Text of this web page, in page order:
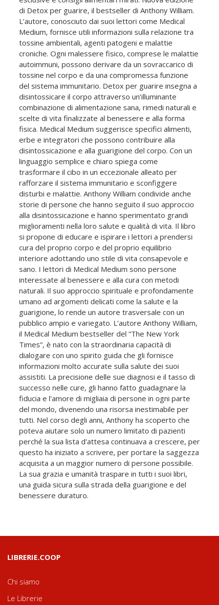
di Detox per guarire, il bestseller di Anthony William.
L’autore, conosciuto dai suoi lettori come Medical
Medium, fornisce utili informazioni sulla relazione tra
tossine ambientali, agenti patogeni e malattie
croniche. Ogni malessere fisico, comprese le malattie
autoimmuni, possono derivare da un sovraccarico di
tossine nel corpo e da una compromessa funzione
del sistema immunitario. Detox per guarire insegna a
disintossicare il corpo attraverso un’illuminante
combinazione di alimentazione sana, rimedi naturali e
scelte di vita finalizzate al benessere e alla forma
fisica. Medical Medium suggerisce specifici alimenti,
erbe e integratori che possono contribuire alla
disintossicazione e alla guarigione del corpo. Con un
linguaggio semplice e chiaro spiega come
trasformare il cibo in un eccezionale alleato per
rafforzare il sistema immunitario e sconfiggere
disturbi e malattie. Anthony William condivide anche
storie di persone che hanno seguito il suo approccio
alla disintossicazione e hanno sperimentato grandi
miglioramenti nella loro salute e qualità di vita. Il libro
si propone di educare e ispirare i lettori a prendersi
cura del proprio corpo e del proprio equilibrio
interiore adottando uno stile di vita consapevole e
sano. I lettori di Medical Medium sono persone
interessate al benessere e alla cura con metodi
naturali. Il suo approccio spirituale e profondamente
umano ad argomenti delicati come la salute e la
guarigione, lo rende un autore trasversale con un
pubblico ampio e variegato. L’autore Anthony William,
il Medical Medium bestseller del “The New York
Times”, è nato con la straordinaria capacità di
dialogare con uno spirito guida che gli fornisce
informazioni molto accurate sulla salute dei suoi
assistiti. La precisione delle sue diagnosi e il tasso di
successo nelle cure, gli hanno fatto guadagnare la
fiducia e l'amore di migliaia di persone in ogni parte
del mondo, divenendo una risorsa inestimabile per
tutti. Nel corso degli anni, Anthony ha scoperto che
poteva aiutare solo un numero limitato di pazienti
perché la sua lista d'attesa continuava a crescere, per
questo ha iniziato a scrivere, per portare la saggezza
acquisita a un maggior numero di persone possibile.
La sua grazia e umanità traspare in tutti i suoi libri,
una guida sicura sulla strada della guarigione e del
benessere duraturo.
LIBRERIE.COOP
Chi siamo
Le Librerie